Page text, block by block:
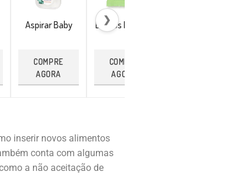
Aspirar Baby
COMPRE
AGORA
Lenços Repellik
COMPRE
AGORA
❯
inserir novos alimentos
conta com algumas
a não aceitação de